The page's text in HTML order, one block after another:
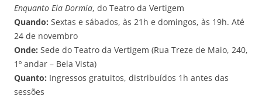
Enquanto Ela Dormia, do Teatro da Vertigem
Quando: Sextas e sábados, às 21h e domingos, às 19h. Até
24 de novembro
Onde: Sede do Teatro da Vertigem (Rua Treze de Maio, 240,
1º andar – Bela Vista)
Quanto: Ingressos gratuitos, distribuídos 1h antes das
sessões